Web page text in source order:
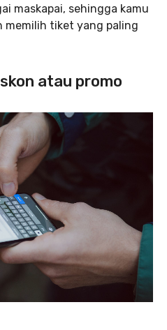
maskapai, sehingga kamu
memilih tiket yang paling
atau promo